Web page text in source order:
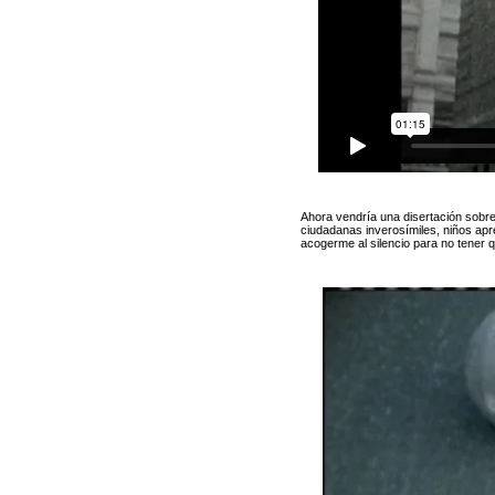
Ahora vendría una disertación
ciudadanas inverosímiles, niños
acogerme al silencio para no tener